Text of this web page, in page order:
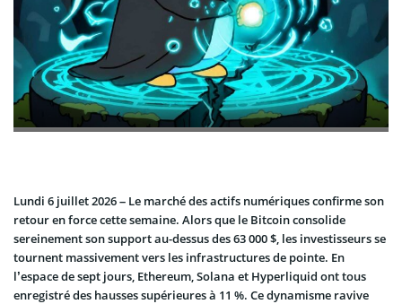
Lundi 6 juillet 2026 – Le marché des actifs numériques confirme son
retour en force cette semaine. Alors que le Bitcoin consolide
sereinement son support au-dessus des 63 000 $, les investisseurs se
tournent massivement vers les infrastructures de pointe. En
l’espace de sept jours, Ethereum, Solana et Hyperliquid ont tous
enregistré des hausses supérieures à 11 %. Ce dynamisme ravive